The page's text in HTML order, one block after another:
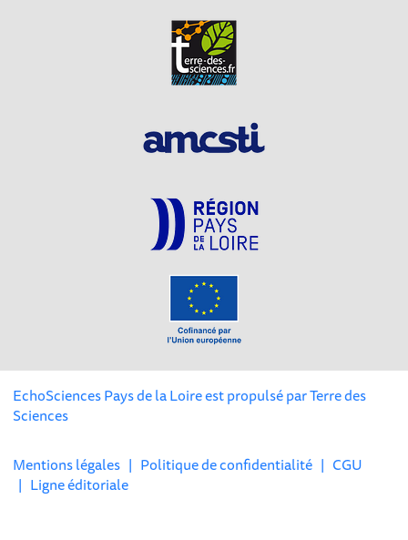
EchoSciences Pays de la Loire est propulsé parTerre des
Sciences
Mentions légales | Politique de confidentialité | CGU
| Ligne éditoriale